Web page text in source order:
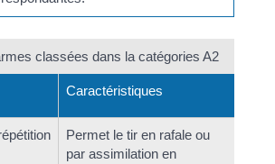
classées dans la catégories A2
Caractéristiques
Permet le tir en rafale ou
par assimilation en